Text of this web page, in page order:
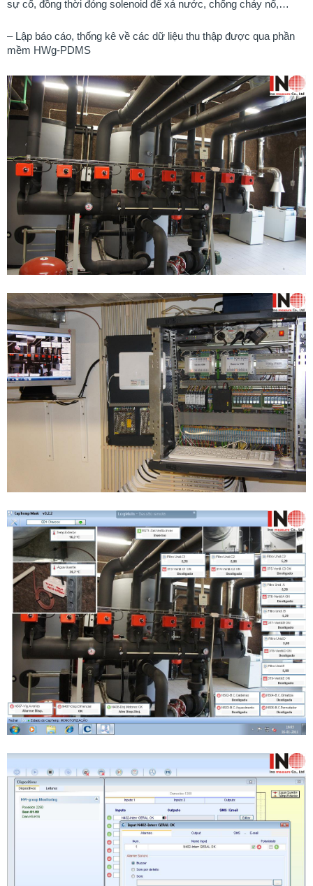
sự cố, đồng thời đóng solenoid để xả nước, chống cháy nổ,…
– Lập báo cáo, thống kê về các dữ liệu thu thập được qua phần
mềm HWg-PDMS